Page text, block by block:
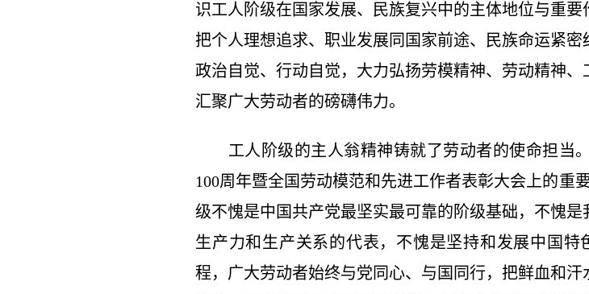
识工人阶级在国家发展、民族复兴中的主体地位与重要
把个人理想追求、职业发展同国家前途、民族命运紧密
政治自觉、行动自觉，大力弘扬劳模精神、劳动精神
汇聚广大劳动者的磅礴伟力。
工人阶级的主人翁精神铸就了劳动者的使命担当
100周年暨全国劳动模范和先进工作者表彰大会上的重
级不愧是中国共产党最坚实最可靠的阶级基础，不愧
生产力和生产关系的代表，不愧是坚持和发展中国
程，广大劳动者始终与党同心、与国同行，把鲜血和